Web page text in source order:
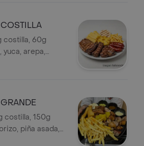
costilla, 60g
yuca, arepa,
salsas de la
costilla, 150g
piña asada,
la francesa y